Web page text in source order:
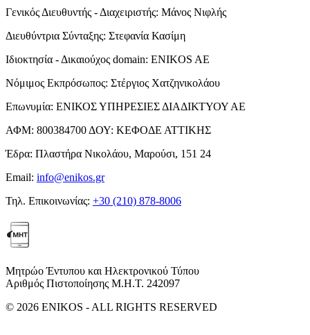
Γενικός Διευθυντής - Διαχειριστής: Μάνος Νιφλής
Διευθύντρια Σύνταξης: Στεφανία Κασίμη
Ιδιοκτησία - Δικαιούχος domain: ENIKOS AE
Νόμιμος Εκπρόσωπος: Στέργιος Χατζηνικολάου
Επωνυμία: ΕΝΙΚΟΣ ΥΠΗΡΕΣΙΕΣ ΔΙΑΔΙΚΤΥΟΥ ΑΕ
ΑΦΜ: 800384700 ΔΟΥ: ΚΕΦΟΔΕ ΑΤΤΙΚΗΣ
Έδρα: Πλαστήρα Νικολάου, Μαρούσι, 151 24
Email: info@enikos.gr
Τηλ. Επικοινωνίας: +30 (210) 878-8006
Μητρώο Έντυπου και Ηλεκτρονικού Τύπου
Αριθμός Πιστοποίησης Μ.Η.Τ. 242097
© 2026 ENIKOS - ALL RIGHTS RESERVED